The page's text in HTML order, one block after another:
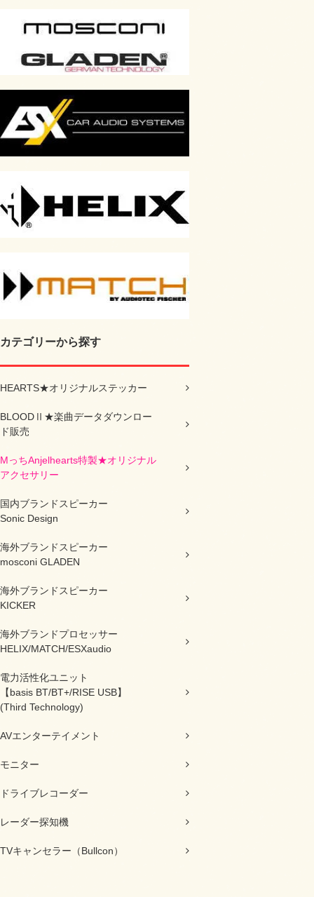
カテゴリーから探す
HEARTS★オリジナルステッカー
BLOODⅡ★楽曲データダウンロー
ド販売
MっちAnjelhearts特製★オリジナル
アクセサリー
国内ブランドスピーカー
Sonic Design
海外ブランドスピーカー
mosconi GLADEN
海外ブランドスピーカー
KICKER
海外ブランドプロセッサー
HELIX/MATCH/ESXaudio
電力活性化ユニット
【basis BT/BT+/RISE USB】
(Third Technology)
AVエンターテイメント
モニター
ドライブレコーダー
レーダー探知機
TVキャンセラー（Bullcon）